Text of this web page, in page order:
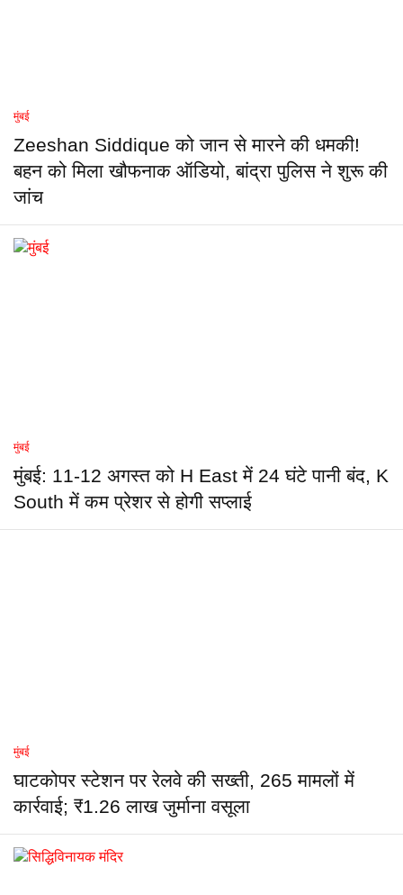
मुंबई
Zeeshan Siddique को जान से मारने की धमकी!
बहन को मिला खौफनाक ऑडियो, बांद्रा पुलिस ने शुरू की
जांच
मुंबई
मुंबई: 11-12 अगस्त को H East में 24 घंटे पानी बंद, K
South में कम प्रेशर से होगी सप्लाई
मुंबई
घाटकोपर स्टेशन पर रेलवे की सख्ती, 265 मामलों में
कार्रवाई; ₹1.26 लाख जुर्माना वसूला